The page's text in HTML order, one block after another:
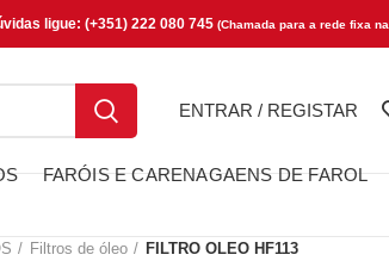
ligue: (+351) 222 080 745 (Chamada para a rede fixa
ENTRAR / REGISTAR
FARÓIS E CARENAGAENS DE FAROL
Filtros de óleo FILTRO OLEO HF113